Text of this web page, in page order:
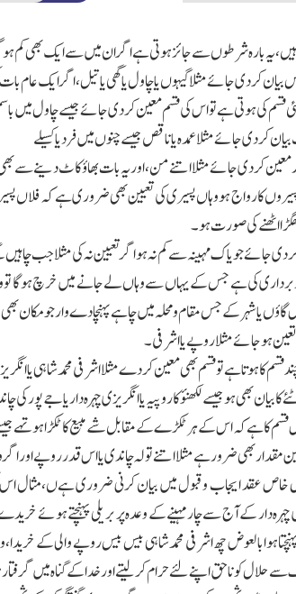
بارہ شرطوں سے جائز ہوتی ہے اگر ان میں سے ایك بھی کم
کردی جائے مثلا گیہوں یا چاول یا گھی یاتیل،اگر ایك عام
قسم کی ہوتی ہے تو اس کی قسم معین کردی جائے جیسے چاول میں
کردی جائے مثلا عمدہ یاناقص جیسے چنوں میں فردیا کسیلے
کردی جائے مثلا اتنے من،اوریہ بات بھاؤ کاٹ دینے سے
کا رواج ہو وہاں پسیری کی تعیین بھی ضروری ہے کہ فلاں
اٹھنے کی صورت ہو۔
جائے جو یاك مہینہ سے کم نہ ہو اگر تعیین نہ کی مثلا جب
کی ہے جس کے یہاں سے وہاں لے جانے میں خرچ ہوگا تو وہ
گاؤں یا شہر کے جس مقام و محلہ میں چاہے پہنچادے وار جو مکان
ہوجائے مثلا روپے یااشرفی ۔
قسم کا ہوتا ہے تو قسم بھی معین کردے مثلا اشرفی محمد شاہی یا
بیان بھی ہو جیسے لکھنؤ کا روپیہ یاانگریزی چہرہ دار یا جے پور کی
کا ہے کہ اس کے ہر ٹکڑے کے مقابل شے مبیع کاٹکڑا ہوتہے
مقدار بھی ضرورہے مثلا اتنے تولہ چاندی یا اس قدر روپے اور
خاص عقد ایجاب وقبول میں بیان کرنی ضروری ہےں،مثال
دار کے آج سے چارمہینے کے وعدہ پر بریلی پہنچتے ہوئے
پہنچتاہوا بالعوض چھ اشرفی محمد شاہی بیس بیس روپے والی کے
کوناحق اپنے لئے حرام کرلیتے اور خدا کے گناہ میں